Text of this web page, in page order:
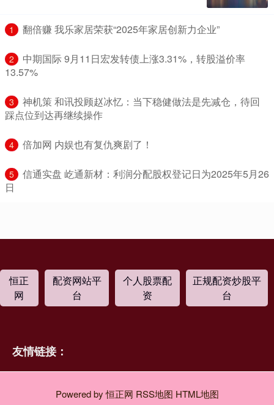
1 ​翻倍赚 我乐家居荣获“2025年家居创新力企业”
2
​中期国际 9月11日宏发转债上涨3.31%，转股溢价率
13.57%
3
​神机策 和讯投顾赵冰忆：当下稳健做法是先减仓，待回
踩点位到达再继续操作
4 ​倍加网 内娱也有复仇爽剧了！
5
​信通实盘 屹通新材：利润分配股权登记日为2025年5月26
日
恒正
网
配资网站平
台
个人股票配
资
正规配资炒股平
台
友情链接：
Powered by恒正网 RSS地图 HTML地图